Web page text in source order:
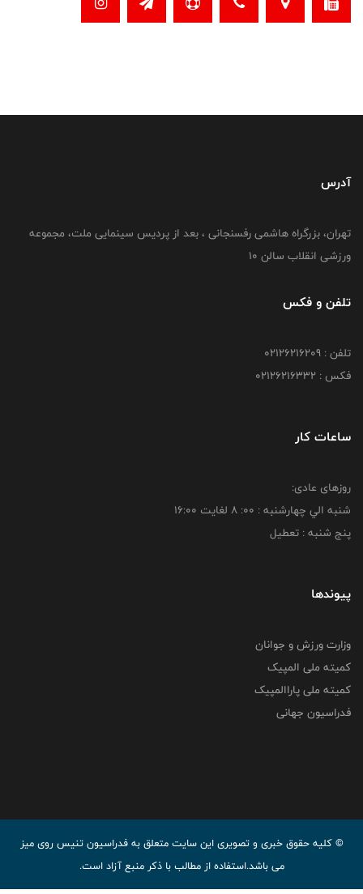
آدرس
تهران، بزرگراه هاشمی رفسنجانی ، بعد از پردیس سینمایی ملت، مجموعه
ورزشی انقلاب سالن 10
تلفن و فکس
تلفن : 02126216209
فکس : 02126216332
ساعات کار
روزهای عادی:
شنبه الي چهارشنبه : 00: 8 لغايت 16:00
پنج شنبه : تعطیل
پیوندها
وزارت ورزش و جوانان
کمیته ملی المپیک
کمیته ملی پاراالمپیک
فدراسیون جهانی
© کليه حقوق خبری و تصويری اين سايت متعلق به فدراسیون تنیس روی میز
می باشد.استفاده از مطالب با ذكر منبع آزاد است.